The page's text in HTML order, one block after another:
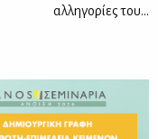
αλληγορίες του…